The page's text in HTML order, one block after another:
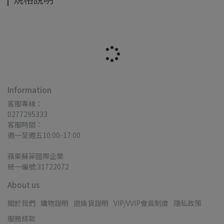
Information
客服專線：
0277295333
客服時間：
週一至週五10:00-17:00
蘋果蘇菲國際企業
統一編號:31722072
About us
關於我們 購物說明 退換貨說明 VIP/VVIP會員制度 隱私政策
服務條款